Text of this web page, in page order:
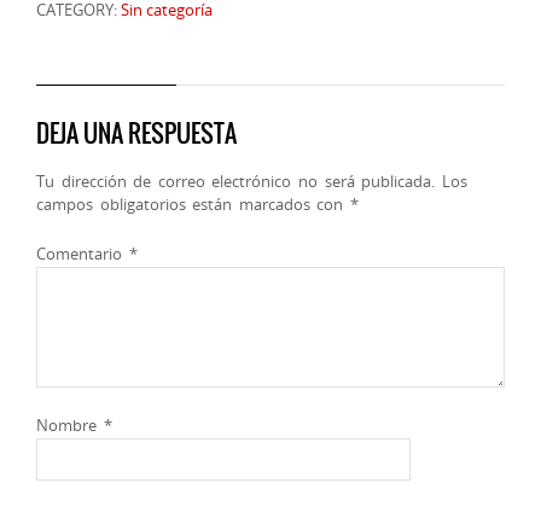
CATEGORY:Sin categoría
DEJA UNA RESPUESTA
Tu dirección de correo electrónico no será publicada. Los
campos obligatorios están marcados con *
Comentario *
Nombre *